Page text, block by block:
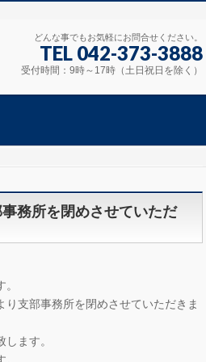
どんな事でもお気軽にお問合せください。
TEL 042-373-3888
受付時間：9時～17時（土日祝日を除く）
務所を閉めさせていただ
支部事務所を閉めさせていただきま
ます。